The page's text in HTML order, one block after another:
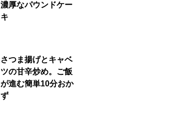
濃厚なパウンドケー
キ
さつま揚げとキャベ
ツの甘辛炒め。ご飯
が進む簡単10分おか
ず